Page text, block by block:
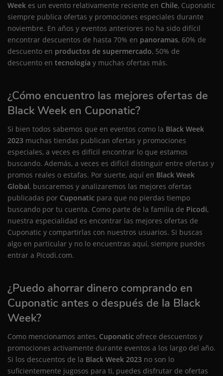
Week es un evento relativamente reciente en Chile, Cuponatic
siempre publica ofertas y promociones especiales durante
noviembre. En años y eventos anteriores no ha sido difícil
encontrar descuentos de hasta 70% en panoramas, 60% de
descuento en productos de supermercado, 50% de
descuento en tecnología y muchas ofertas más.
¿Cómo encuentro las mejores ofertas de
Black Week en Cuponatic?
Si bien todos sabemos que en eventos como la Black Week
2023 muchas tiendas publican ofertas y promociones
especiales, a veces es difícil encontrar lo que estamos
buscando. Además, a veces es difícil distinguir entre ofertas y
promos reales o estafas. Por suerte, aquí en Black Week
Global, buscaremos y analizaremos las mejores ofertas
publicadas por Cuponatic para que no pierdas tiempo
buscando por tu cuenta. Como parte de la familia de Picodi,
nuestra especialidad es encontrar las mejores ofertas de
Cuponatic y compartirlas con nuestros usuarios. Si buscas
algo en particular y no lo encuentras aquí, siempre puedes
entrar a Picodi.com.
¿Puedo ahorrar dinero comprando en
Cuponatic antes o después de la Black
Week?
Como mencionamos antes, Cuponatic ofrece descuentos y
promociones activamente durante eventos a los largo del año.
Si los descuentos de la Black Week 2023 no son lo
suficientemente jugosos para ti, puedes disfrutar de ofertas